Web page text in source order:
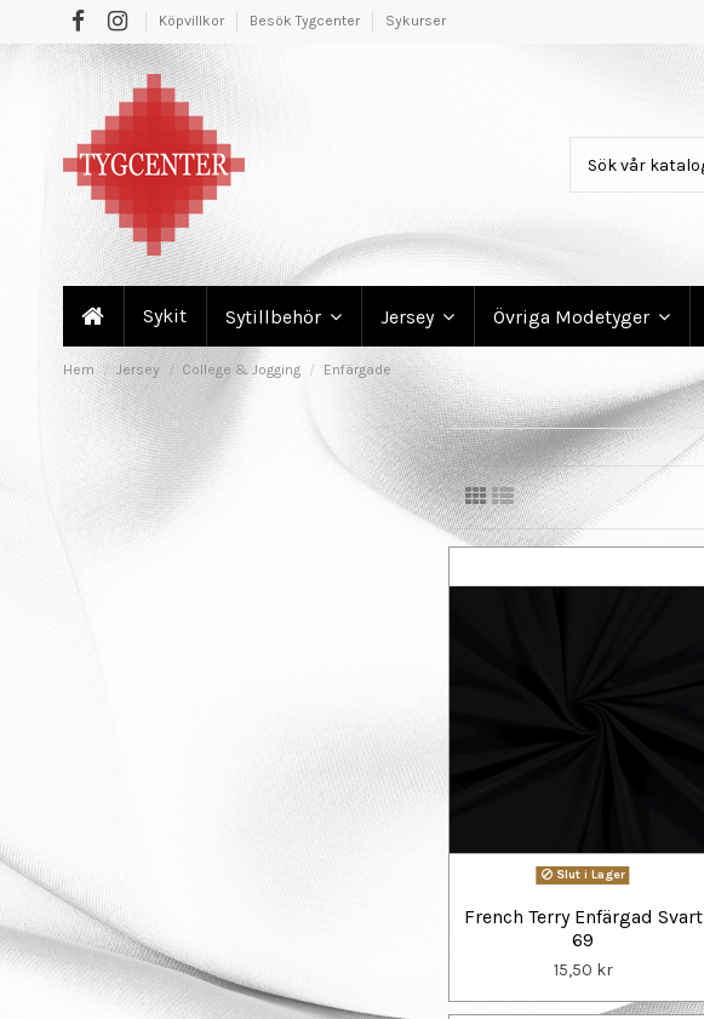
Köpvillkor Besök Tygcenter Sykurser
Sykit Sytillbehör Jersey Övriga Modetyger
Hem Jersey College & Jogging Enfärgade
Slut i Lager
French Terry Enfärgad Svart
69
15,50 kr